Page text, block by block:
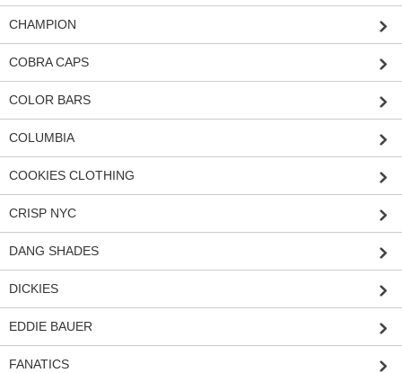
CHAMPION
COBRA CAPS
COLOR BARS
COLUMBIA
COOKIES CLOTHING
CRISP NYC
DANG SHADES
DICKIES
EDDIE BAUER
FANATICS